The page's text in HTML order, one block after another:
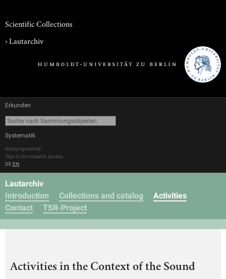
Scientific Collections
›Lautarchiv
Erkunden
Systematik
Nutzungsrechte
Sign in for research access
DE EN
Lautarchiv
Introduction
Collections and catalog
Activities
Contact
TSR-Project
Activities in the Context of the Sound